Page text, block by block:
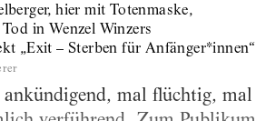
hier mit Totenmaske,
in Wenzel Winzers
„Exit – Sterben für Anfänger*innen“
mal flüchtig, mal